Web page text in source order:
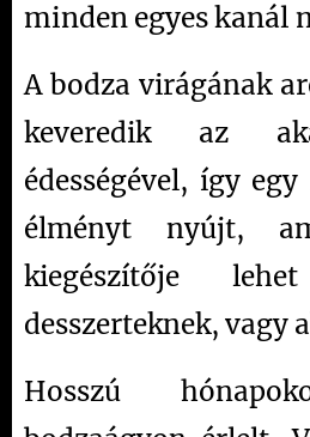
minden egyes kanál
A bodza virágának
keveredik az
édességével, így
élményt nyújt,
kiegészítője
desszerteknek, vagy
Hosszú